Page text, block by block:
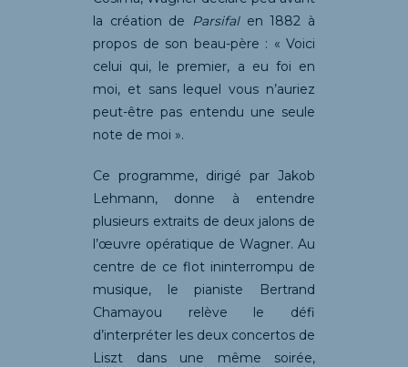
la création de Parsifalen 1882 à
propos de son beau-père : « Voici
celui qui, le premier, a eu foi en
moi, et sans lequel vous n’auriez
peut-être pas entendu une seule
note de moi ».
Ce programme, dirigé par Jakob
Lehmann, donne à entendre
plusieurs extraits de deux jalons de
l’œuvre opératique de Wagner. Au
centre de ce flot ininterrompu de
musique, le pianiste Bertrand
Chamayou relève le défi
d’interpréter les deux concertos de
Liszt dans une même soirée,